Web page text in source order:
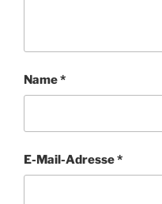
Name*
E-Mail-Adresse*